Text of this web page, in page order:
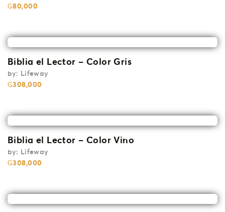
₲80,000
Biblia el Lector – Color Gris
by: Lifeway
₲308,000
Biblia el Lector – Color Vino
by: Lifeway
₲308,000